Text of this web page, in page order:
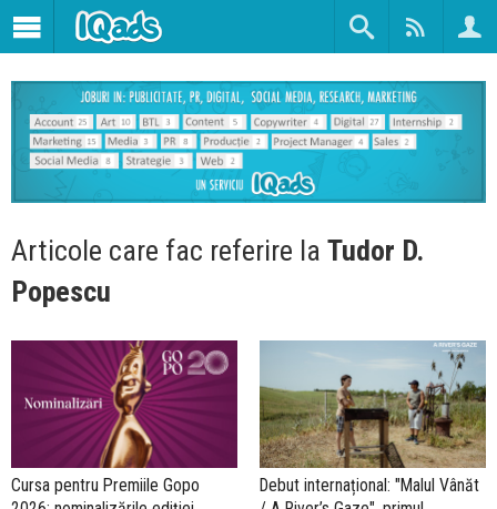
Articole care fac referire la Tudor D.
Popescu
Cursa pentru Premiile Gopo
Debut internațional: "Malul Vânăt